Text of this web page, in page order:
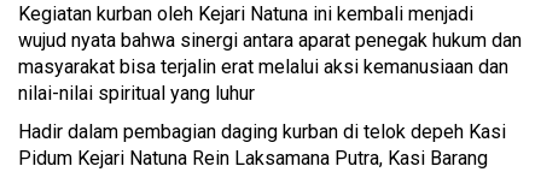
Kegiatan kurban oleh Kejari Natuna ini kembali menjadi
wujud nyata bahwa sinergi antara aparat penegak hukum dan
masyarakat bisa terjalin erat melalui aksi kemanusiaan dan
nilai-nilai spiritual yang luhur
Hadir dalam pembagian daging kurban di telok depeh Kasi
Pidum Kejari Natuna Rein Laksamana Putra, Kasi Barang